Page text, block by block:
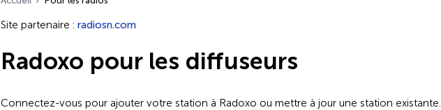
Site partenaire : radiosn.com
Radoxo pour les diffuseurs
Connectez-vous pour ajouter votre station à Radoxo ou mettre à jour une station existante.